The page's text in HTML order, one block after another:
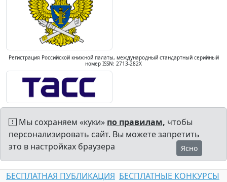
Регистрация Российской книжной палаты, международный стандартный серийный
номер ISSN: 2713-282X
Мы сохраняем «куки» по правилам, чтобы
персонализировать сайт. Вы можете запретить
это в настройках браузера
Ясно
БЕСПЛАТНАЯ ПУБЛИКАЦИЯ БЕСПЛАТНЫЕ КОНКУРСЫ